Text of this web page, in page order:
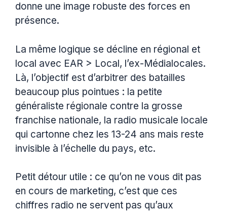
donne une image robuste des forces en
présence.
La même logique se décline en régional et
local avec EAR > Local, l’ex-Médialocales.
Là, l’objectif est d’arbitrer des batailles
beaucoup plus pointues : la petite
généraliste régionale contre la grosse
franchise nationale, la radio musicale locale
qui cartonne chez les 13-24 ans mais reste
invisible à l’échelle du pays, etc.
Petit détour utile : ce qu’on ne vous dit pas
en cours de marketing, c’est que ces
chiffres radio ne servent pas qu’aux